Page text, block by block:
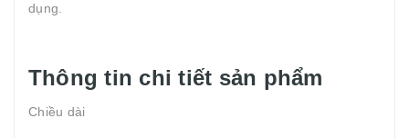
dụng.
Thông tin chi tiết sản phẩm
Chiều dài